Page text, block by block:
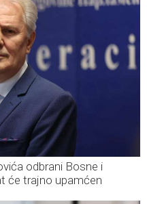
odbrani Bosne i
će trajno upamćen